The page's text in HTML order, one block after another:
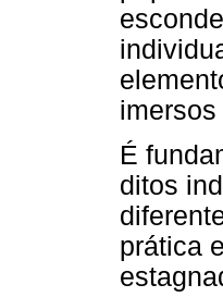
É
ditos
prática